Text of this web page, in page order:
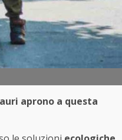
aprono a questa